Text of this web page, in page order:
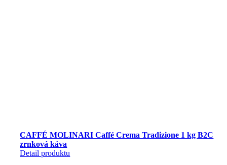
CAFFÉ MOLINARI Caffé Crema Tradizione 1 kg B2C
zrnková káva
Detail produktu